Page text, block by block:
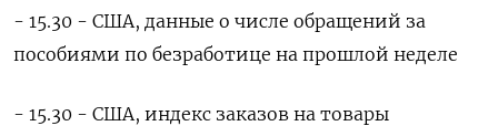
- 15.30 - США, данные ​о числе обращений за
пособиями по безработице на прошлой ‌неделе
- 15.30 - США, индекс заказов на товары